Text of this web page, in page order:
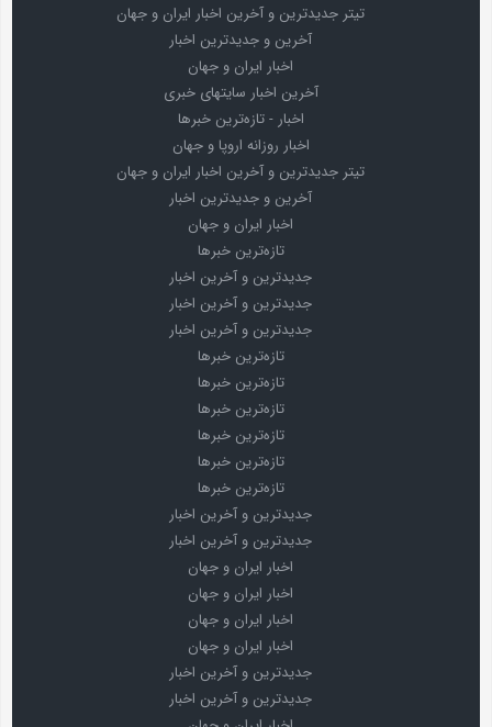
تیتر جدیدترین و آخرین اخبار ایران و جهان
آخرین و جدیدترین اخبار
اخبار ایران و جهان
آخرین اخبار سایتهای خبری
اخبار - تازه‌ترین خبرها
اخبار روزانه اروپا و جهان
تیتر جدیدترین و آخرین اخبار ایران و جهان
آخرین و جدیدترین اخبار
اخبار ایران و جهان
تازه‌ترین خبرها
جدیدترین و آخرین اخبار
جدیدترین و آخرین اخبار
جدیدترین و آخرین اخبار
تازه‌ترین خبرها
تازه‌ترین خبرها
تازه‌ترین خبرها
تازه‌ترین خبرها
تازه‌ترین خبرها
تازه‌ترین خبرها
جدیدترین و آخرین اخبار
جدیدترین و آخرین اخبار
اخبار ایران و جهان
اخبار ایران و جهان
اخبار ایران و جهان
اخبار ایران و جهان
جدیدترین و آخرین اخبار
جدیدترین و آخرین اخبار